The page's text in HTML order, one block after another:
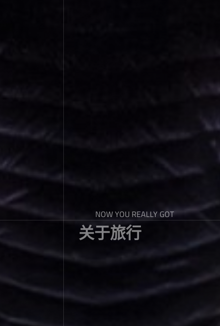
NOW YOU REALLY GOT
关于旅行